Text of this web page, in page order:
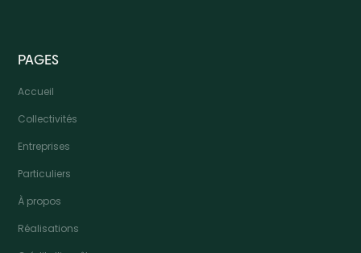
PAGES
Accueil
Collectivités
Entreprises
Particuliers
À propos
Réalisations